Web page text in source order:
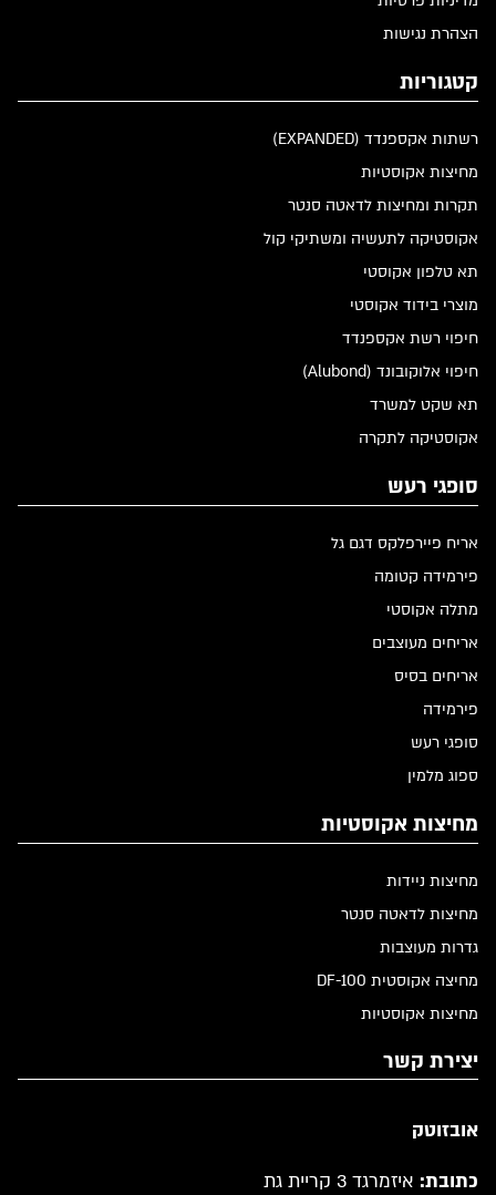
הצהרת נגישות
קטגוריות
רשתות אקספנדד (EXPANDED)
מחיצות אקוסטיות
תקרות ומחיצות לדאטה סנטר
אקוסטיקה לתעשיה ומשתיקי קול
תא טלפון אקוסטי
מוצרי בידוד אקוסטי
חיפוי רשת אקספנדד
חיפוי אלוקובונד (Alubond)
תא שקט למשרד
אקוסטיקה לתקרה
סופגי רעש
אריח פיירפלקס דגם גל
פירמידה קטומה
מתלה אקוסטי
אריחים מעוצבים
אריחים בסיס
פירמידה
סופגי רעש
ספוג מלמין
מחיצות אקוסטיות
מחיצות ניידות
מחיצות לדאטה סנטר
גדרות מעוצבות
מחיצה אקוסטית DF-100
מחיצות אקוסטיות
יצירת קשר
אובזוטק
כתובת: איזמרגד 3 קריית גת